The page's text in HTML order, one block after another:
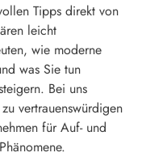
Tipps direkt von
leicht
wie moderne
was Sie tun
Bei uns
vertrauenswürdigen
für Auf- und